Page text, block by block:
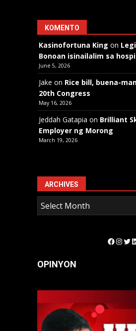
KOMENTO
Kasinofortuna King on
Bonoan isinailalim sa
June 5, 2026
Jake on Rice bill, buena-
20th Congress
May 16, 2026
Jeddah Gatapia on Brilliant
Employer ng Morong
March 19, 2026
ARCHIVES
OPINYON